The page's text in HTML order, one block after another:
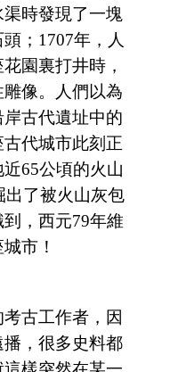
時發現了一塊
； 1707年，人
園裏打井時，
像。人們以為
古代遺址中的
代城市此刻正
65公頃的火山
出了被火山灰包
，西元79年維
市！
古工作者，因
，很多史料都